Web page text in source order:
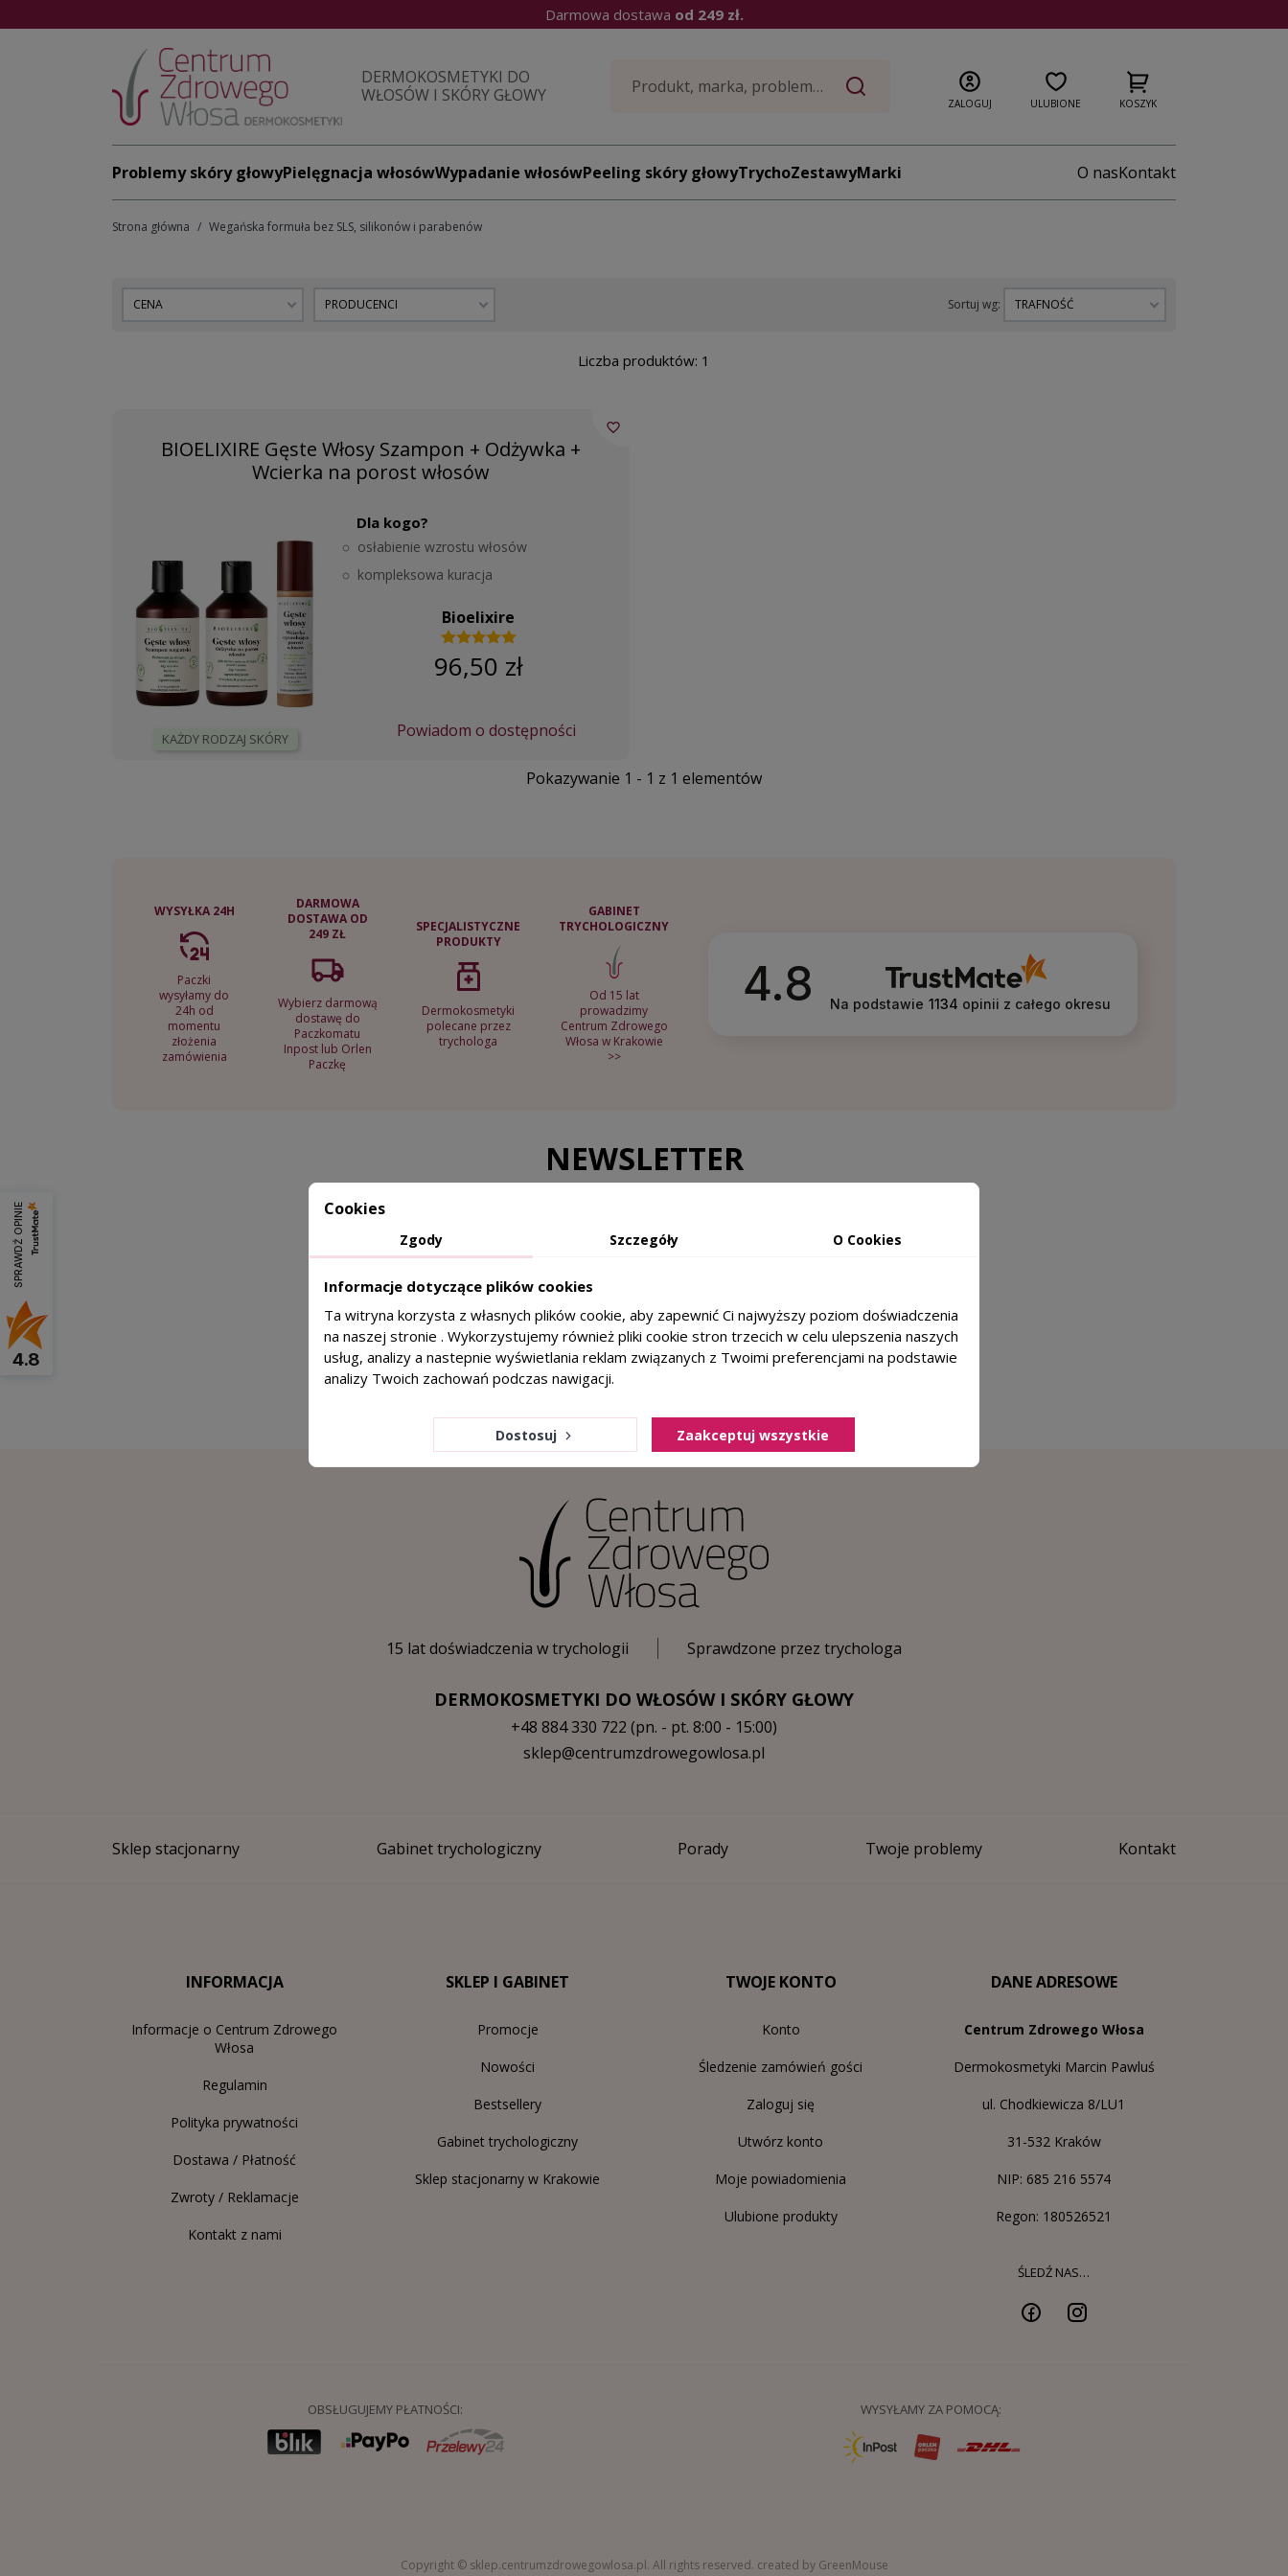
Darmowa dostawa od 249 zł.
DERMOKOSMETYKI DO
WŁOSÓW I SKÓRY GŁOWY
ZALOGUJ ULUBIONE KOSZYK
Problemy skóry głowyPielęgnacja włosówWypadanie włosówPeeling skóry głowyTrychoZestawyMarki O nasKontakt
Strona główna Wegańska formuła bez SLS, silikonów i parabenów
CENA PRODUCENCI Sortuj wg: TRAFNOŚĆ
Liczba produktów: 1
BIOELIXIRE Gęste Włosy Szampon + Odżywka +
Wcierka na porost włosów
KAŻDY RODZAJ SKÓRY
Dla kogo?
osłabienie wzrostu włosów
kompleksowa kuracja
Bioelixire
96,50 zł
Powiadom o dostępności
favorite_border
Pokazywanie 1 - 1 z 1 elementów
SPRAWDŹ OPINIE
4.8
WYSYŁKA 24H
Paczki
wysyłamy do
24h od
momentu
złożenia
zamówienia
DARMOWA
DOSTAWA OD
249 ZŁ
Wybierz darmową
dostawę do
Paczkomatu
Inpost lub Orlen
Paczkę
SPECJALISTYCZNE
PRODUKTY
Dermokosmetyki
polecane przez
trychologa
GABINET
TRYCHOLOGICZNY
Od 15 lat
prowadzimy
Centrum Zdrowego
Włosa w Krakowie
>>
4.8 Na podstawie 1134 opinii z całego okresu
NEWSLETTER
Zapisuję się
Możesz zrezygnować w każdej chwili. Wpisując adres
email wyrażasz zgodę na otrzymywanie drogą mailową
Polityką prywatności
15 lat doświadczenia w trychologii Sprawdzone przez trychologa
DERMOKOSMETYKI DO WŁOSÓW I SKÓRY GŁOWY
+48 884 330 722 (pn. - pt. 8:00 - 15:00)
sklep@centrumzdrowegowlosa.pl
Sklep stacjonarny Gabinet trychologiczny Porady Twoje problemy Kontakt
INFORMACJA
Informacje o Centrum Zdrowego
Włosa
Regulamin
Polityka prywatności
Dostawa / Płatność
Zwroty / Reklamacje
Kontakt z nami
SKLEP I GABINET
Promocje
Nowości
Bestsellery
Gabinet trychologiczny
Sklep stacjonarny w Krakowie
TWOJE KONTO
Konto
Śledzenie zamówień gości
Zaloguj się
Utwórz konto
Moje powiadomienia
Ulubione produkty
DANE ADRESOWE
Centrum Zdrowego Włosa
Dermokosmetyki Marcin Pawluś
ul. Chodkiewicza 8/LU1
31-532 Kraków
NIP: 685 216 5574
Regon: 180526521
ŚLEDŹ NAS…
OBSŁUGUJEMY PŁATNOŚCI: WYSYŁAMY ZA POMOCĄ:
Copyright © sklep.centrumzdrowegowlosa.pl. All rights reserved. created by GreenMouse
Cookies
Zgody Szczegóły O Cookies
Informacje dotyczące plików cookies
Ta witryna korzysta z własnych plików cookie, aby zapewnić Ci najwyższy poziom doświadczenia
na naszej stronie . Wykorzystujemy również pliki cookie stron trzecich w celu ulepszenia naszych
usług, analizy a nastepnie wyświetlania reklam związanych z Twoimi preferencjami na podstawie
analizy Twoich zachowań podczas nawigacji.
Dostosuj Zaakceptuj wszystkie